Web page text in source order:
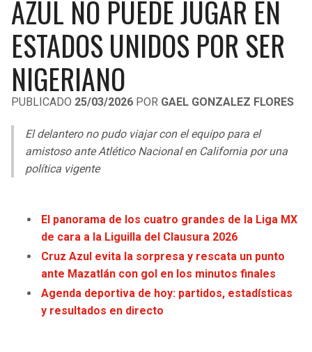
LIGA DE EXPANSIÓN MX
LEAGUES CUP
UEFA EUROPA LEAGUE
UEFA CONFERENCE LEAGUE
MLS
COPA LIBERTADORES
COPA SUDAMERICANA
LIGA BETPLAY
RAIDERS
CHARGERS
RAVENS
STEELERS
TEXANS
COLTS
CAVALIERS
PISTONS
PACERS
HORNETS
HEAT
MAGIC
AZUL NO PUEDE JUGAR EN
ESTADOS UNIDOS POR SER
NIGERIANO
PUBLICADO 25/03/2026 POR GAEL GONZALEZ FLORES
El delantero no pudo viajar con el equipo para el
amistoso ante Atlético Nacional en California por una
política vigente
El panorama de los cuatro grandes de la Liga MX
de cara a la Liguilla del Clausura 2026
Cruz Azul evita la sorpresa y rescata un punto
ante Mazatlán con gol en los minutos finales
Agenda deportiva de hoy: partidos, estadísticas
y resultados en directo